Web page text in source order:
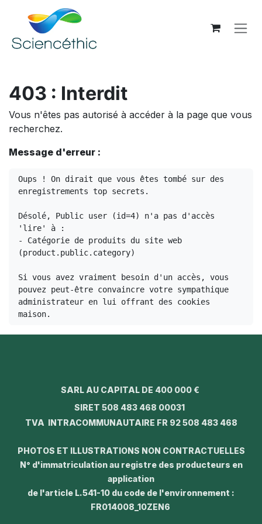
Se rendre au contenu
403 : Interdit
Vous n'êtes pas autorisé à accéder à la page que vous
recherchez.
Message d'erreur :
Oups ! On dirait que vous êtes tombé sur des
enregistrements top secrets.
Désolé, Public user (id=4) n'a pas d'accès
'lire' à :
- Catégorie de produits du site web
(product.public.category)
Si vous avez vraiment besoin d'un accès, vous
pouvez peut-être convaincre votre sympathique
administrateur en lui offrant des cookies
maison.
SARL AU CAPITAL DE 400 000 €
SIRET 508 483 468 00031
TVA INTRACOMMUNAUTAIRE FR 92 508 483 468
PHOTOS ET ILLUSTRATIONS NON CONTRACTUELLES
N° d'immatriculation au registre des producteurs en
application
de l'article L.541-10 du code de l'environnement :
FR014008_10ZEN6